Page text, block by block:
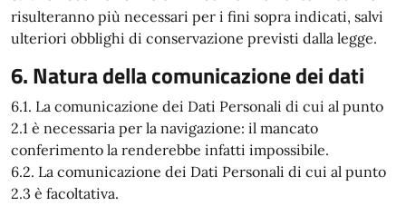
risulteranno più necessari per i fini sopra indicati, salvi
ulteriori obblighi di conservazione previsti dalla legge.
6. Natura della comunicazione dei dati
6.1. La comunicazione dei Dati Personali di cui al punto
2.1 è necessaria per la navigazione: il mancato
conferimento la renderebbe infatti impossibile.
6.2. La comunicazione dei Dati Personali di cui al punto
2.3 è facoltativa.